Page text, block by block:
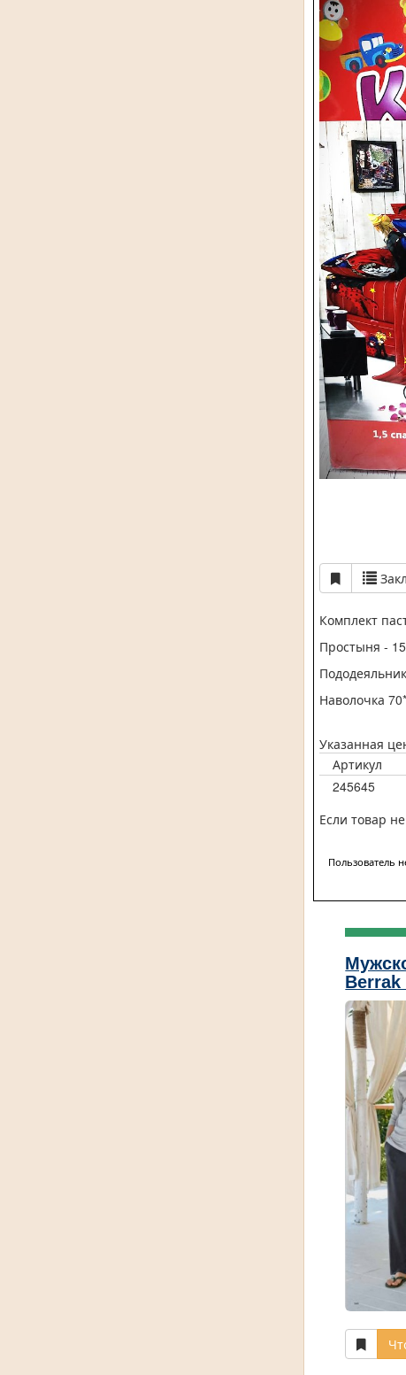
Комплект
Простыня -
Наволочка
Указанная
Артикул
245645
Если товар
Пользователь
Berrak